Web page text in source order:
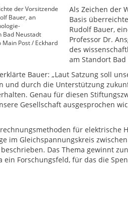
der Vorsitzende
Bauer, an
Bad Neustadt
Post / Eckhard
Als Zeichen der
Basis
Rudolf Bauer,
Professor Dr.
des
am Standort
Bauer: „Laut Satzung soll
und durch die Unterstützung
Genau für diesen
Gesellschaft ausgesprochen
für elektrische
im Gleichspannungskreis
Das Thema gewinnt
ein Forschungsfeld, für das die